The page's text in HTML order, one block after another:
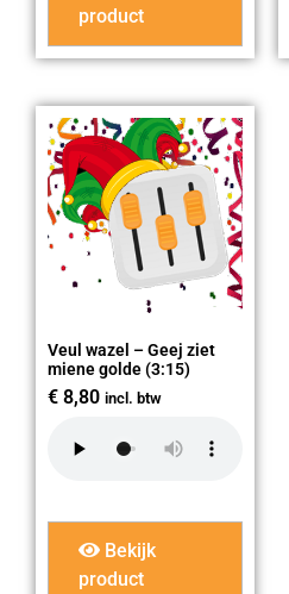
product
Veul wazel – Geej ziet
miene golde (3:15)
€ 8,80 incl. btw
Bekijk
product